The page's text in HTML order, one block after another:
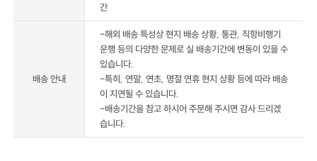
간
배송 안내
-해외 배송 특성상 현지 배송 상황, 통관, 직항비행기
운행 등의 다양한 문제로 실 배송기간에 변동이 있을 수
있습니다.
-특히, 연말, 연초, 명절 연휴 현지 상황 등에 따라 배송
이 지연될 수 있습니다.
-배송기간을 참고 하시어 주문해 주시면 감사 드리겠
습니다.